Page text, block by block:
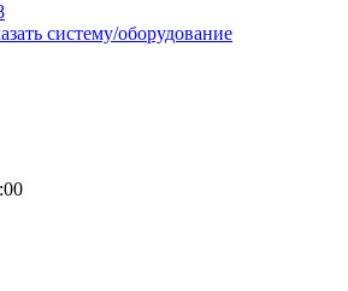
систему/оборудование